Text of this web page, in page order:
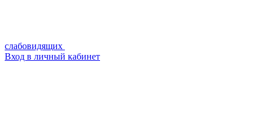
слабовидящих
Вход в личный кабинет